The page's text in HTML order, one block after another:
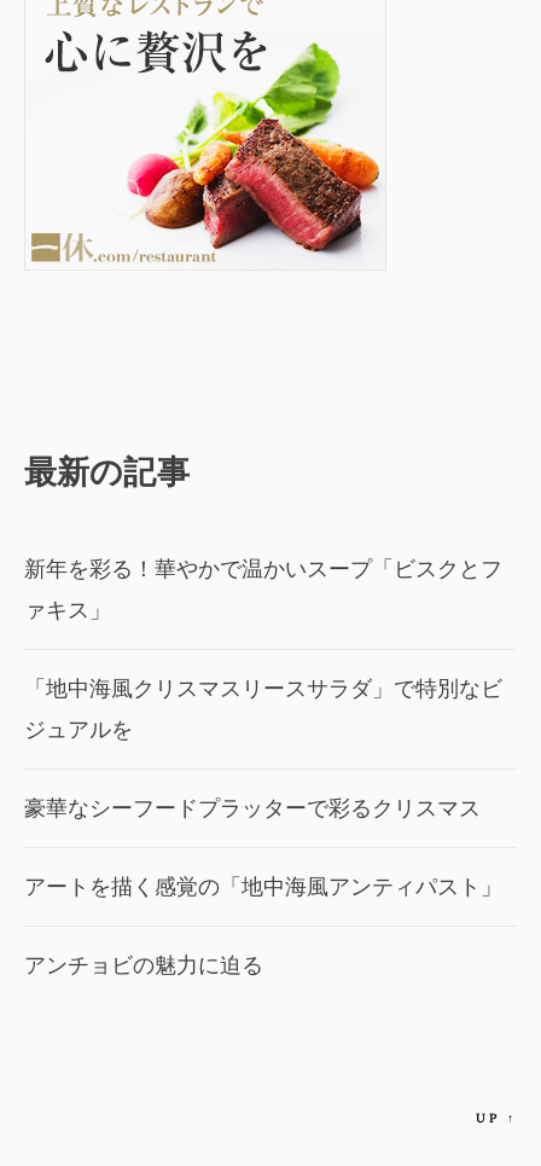
最新の記事
新年を彩る！華やかで温かいスープ「ビスクとフ
ァキス」
「地中海風クリスマスリースサラダ」で特別なビ
ジュアルを
豪華なシーフードプラッターで彩るクリスマス
アートを描く感覚の「地中海風アンティパスト」
アンチョビの魅力に迫る
UP ↑